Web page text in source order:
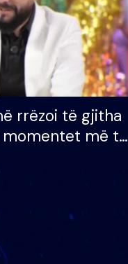
rrëzoi të gjitha
momentet më të
kur…